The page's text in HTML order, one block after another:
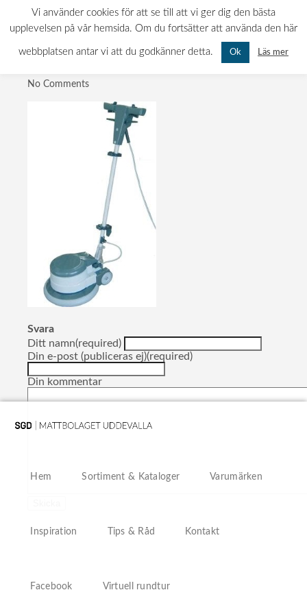
0522-120 11
INFO@MATTBOLAGET.NU
MÅN-FRE: 07.00 - 16.00 LÖR-SÖN: STÄNGT
polermaskin
Publicerad
No Comments
Svara
Ditt namn(required)
Din e-post (publiceras ej)(required)
Din kommentar
Hem Sortiment & Kataloger Varumärken
Inspiration Tips & Råd Kontakt
Facebook Virtuell rundtur
Vi använder cookies för att se till att vi ger dig den bästa
upplevelsen på vår hemsida. Om du fortsätter att använda den här
webbplatsen antar vi att du godkänner detta. Ok Läs mer